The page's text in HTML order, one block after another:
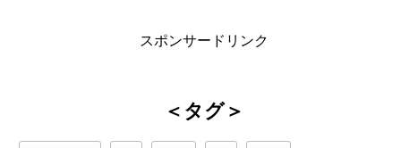
スポンサードリンク
＜タグ＞